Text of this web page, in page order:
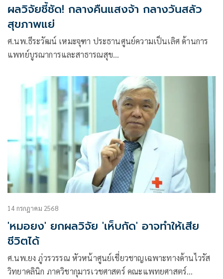
ผลวิจัยชี้ชัด! กลางคืนแสงจ้า กลางวันสลัว
สุขภาพแย่
ศ.นพ.ธีระวัฒน์ เหมะจุฑา ประธานศูนย์ความเป็นเลิศ ด้านการ
แพทย์บูรณาการและสาธารณสุข
รังสิต
14 กรกฎาคม 2568
'หมอยง' ยกผลวิจัย 'เห็บกัด' อาจทำให้เสีย
ชีวิตได้
ศ.นพ.ยง ภู่วรวรรณ หัวหน้าศูนย์เชี่ยวชาญเฉพาะทางด้านไวรัส
วิทยาคลินิก ภาควิชากุมารเวชศาสตร์ คณะแพทยศาสตร์